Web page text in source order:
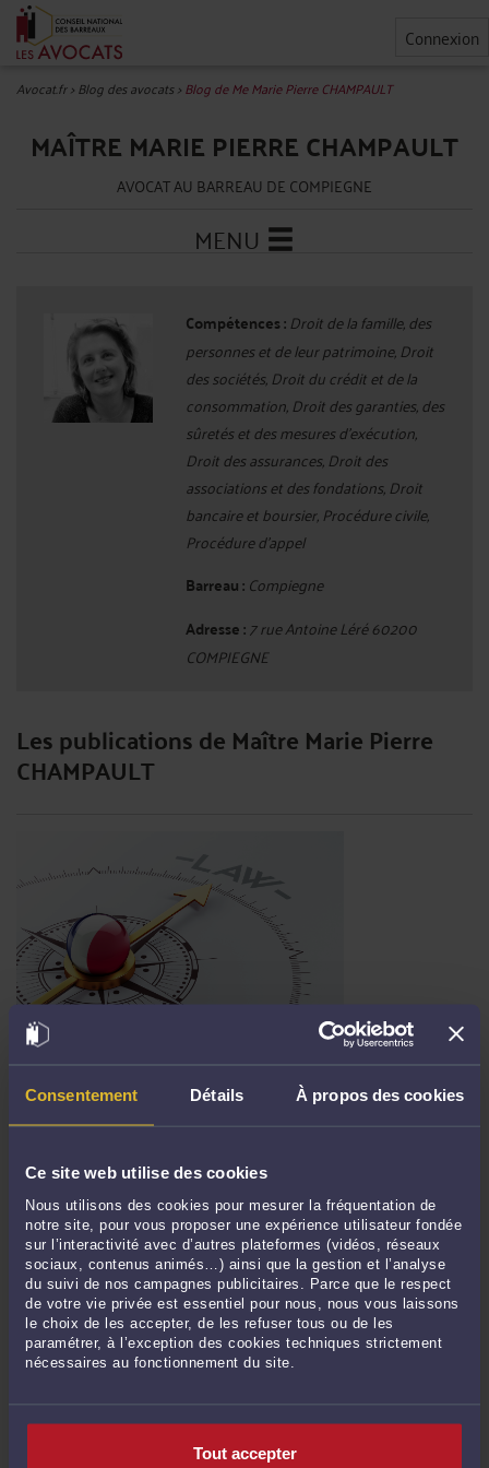
Consentement Détails À propos des cookies
Ce site web utilise des cookies
Nous utilisons des cookies pour mesurer la fréquentation de
notre site, pour vous proposer une expérience utilisateur fondée
sur l’interactivité avec d’autres plateformes (vidéos, réseaux
sociaux, contenus animés…) ainsi que la gestion et l’analyse
du suivi de nos campagnes publicitaires. Parce que le respect
de votre vie privée est essentiel pour nous, nous vous laissons
le choix de les accepter, de les refuser tous ou de les
paramétrer, à l’exception des cookies techniques strictement
nécessaires au fonctionnement du site.
Tout accepter
Connexion
Avocat.fr>Blog des avocats>Blog de Me Marie Pierre CHAMPAULT
MAÎTRE MARIE PIERRE CHAMPAULT
AVOCAT AU BARREAU DE COMPIEGNE
MENU
Compétences : Droit de la famille, des
personnes et de leur patrimoine, Droit
des sociétés, Droit du crédit et de la
consommation, Droit des garanties, des
sûretés et des mesures d'exécution,
Droit des assurances, Droit des
associations et des fondations, Droit
bancaire et boursier, Procédure civile,
Procédure d'appel
Barreau : Compiegne
Adresse :7 rue Antoine Léré 60200
COMPIEGNE
Les publications de Maître Marie Pierre
CHAMPAULT
FRENCH ATTORNEY-AT-LAW ADVISING AND ASSISTING ENGLISH-
SPEAKING CLIENTS IN FRANCE
ParMarie Pierre CHAMPAULTle 29/10/2025
Marie-Pierre CHAMPAULT Avocat registered with the Bar of COMPIÈGNE
Clients in FRANCE contact@avocat-champault.fr /
www.frenchlegaladvisors.com +33 (0)6 49 47 32 50 (Phone answered in French).
+33 (0)7 66 45 77 90 (Phone answered in English). English messages welcome by
email. ...Lire la suite >